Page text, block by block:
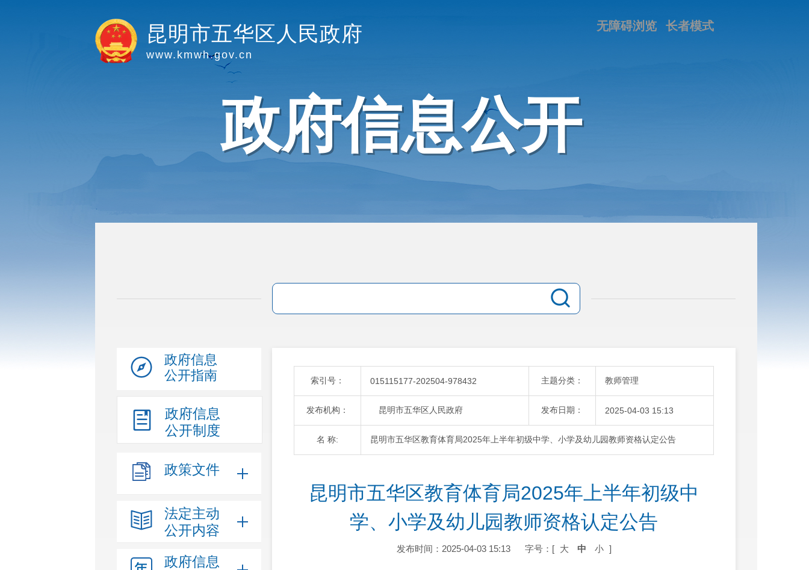
昆明市五华区人民政府
www.kmwh.gov.cn
长者模式
无障碍浏览
政府信息公开
政府信息
公开指南
政府信息
公开制度
政策文件
法定主动
公开内容
政府信息
索引号： 015115177-202504-978432 主题分类： 教师管理
发布机构： 昆明市五华区人民政府 发布日期： 2025-04-03 15:13
名 称: 昆明市五华区教育体育局2025年上半年初级中学、小学及幼儿园教师资格认定公告
昆明市五华区教育体育局2025年上半年初级中
学、小学及幼儿园教师资格认定公告
发布时间：2025-04-03 15:13 字号：[ 大 中 小 ]